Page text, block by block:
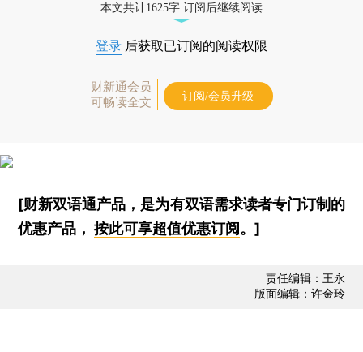
本文共计1625字 订阅后继续阅读
登录 后获取已订阅的阅读权限
财新通会员
可畅读全文
订阅/会员升级
[财新双语通产品，是为有双语需求读者专门订制的
优惠产品，按此可享超值优惠订阅 。]
责任编辑：王永
版面编辑：许金玲